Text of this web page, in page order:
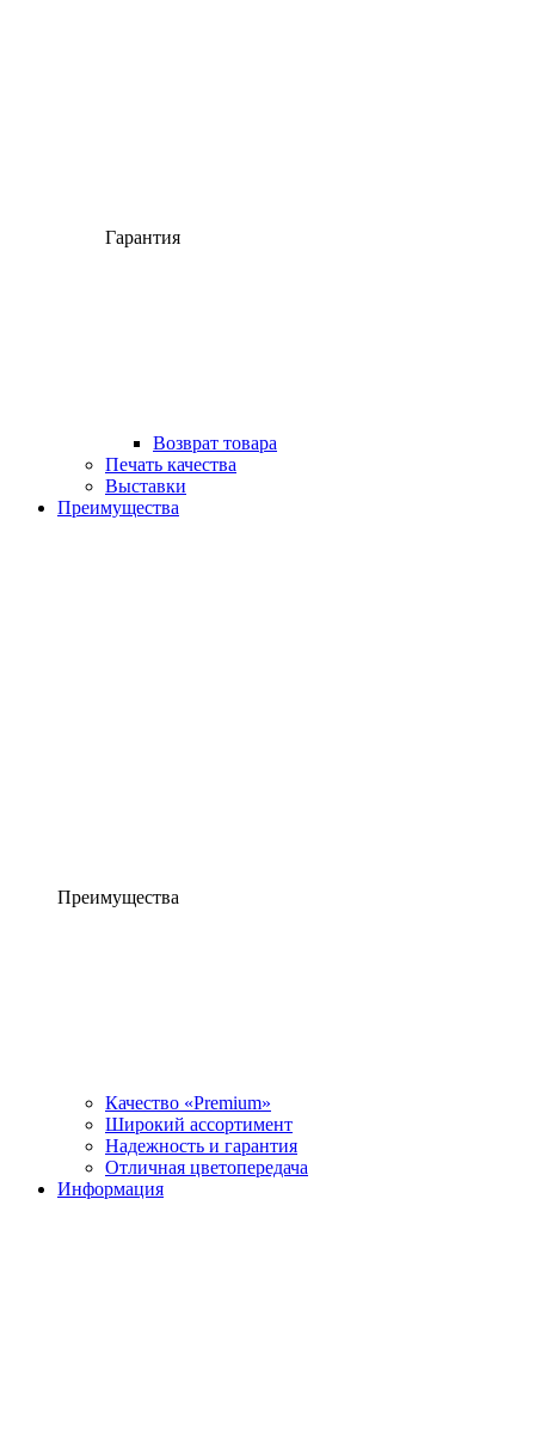
Гарантия
Возврат товара
Печать качества
Выставки
Преимущества
Преимущества
Качество «Premium»
Широкий ассортимент
Надежность и гарантия
Отличная цветопередача
Информация